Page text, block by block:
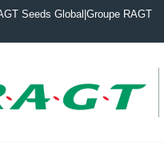
Seeds Global Groupe RAGT